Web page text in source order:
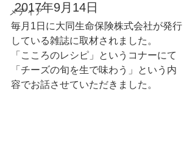
メディア
2017年9月14日
毎月1日に大同生命保険株式会社が発行
している雑誌に取材されました。
「こころのレシピ」というコナーにて
「チーズの旬を生で味わう」という内
容でお話させていただきました。